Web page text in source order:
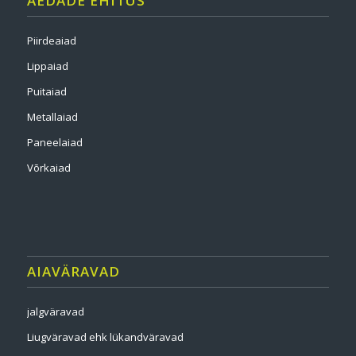
Piirdeaiad
Lippaiad
Puitaiad
Metallaiad
Paneelaiad
Võrkaiad
AIAVÄRAVAD
jalgväravad
Liugväravad ehk lükandväravad